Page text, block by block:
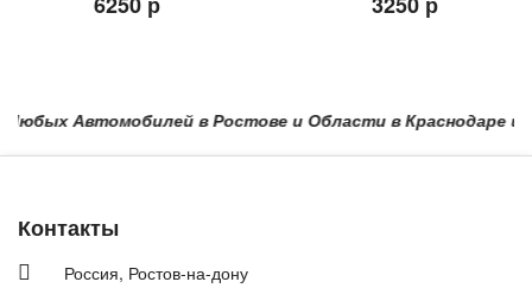
Автомобилей в Ростове и Области в Краснодаре и по
Контакты
Россия, Ростов-на-дону